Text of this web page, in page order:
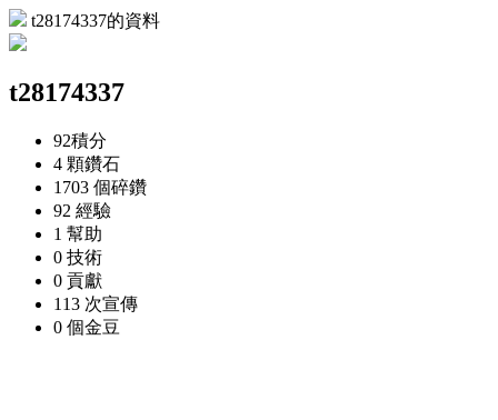
t28174337的資料
t28174337
92積分
4 顆鑽石
1703 個碎鑽
92 經驗
1 幫助
0 技術
0 貢獻
113 次宣傳
0 個金豆